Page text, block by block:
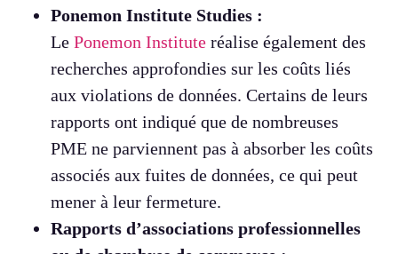
Ponemon Institute Studies :
Le Ponemon Instituteréalise également des
recherches approfondies sur les coûts liés
aux violations de données. Certains de leurs
rapports ont indiqué que de nombreuses
PME ne parviennent pas à absorber les coûts
associés aux fuites de données, ce qui peut
mener à leur fermeture.
Rapports d’associations professionnelles